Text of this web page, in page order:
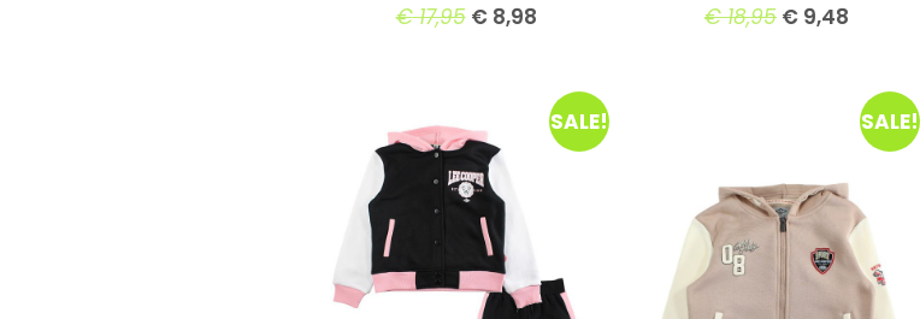
€17,95 €8,98 €18,95 € 9,48
SALE! SALE!